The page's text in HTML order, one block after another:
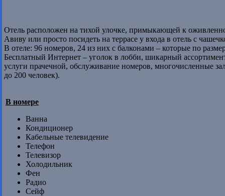
Отель расположен на тихой улочке, примыкающей к
Авиву или просто посидеть на террасе у входа в отель с
В отеле: 96 номеров, 24 из них с балконами – которые по
Бесплатный Интернет – уголок в лобби, шикарный
услуги прачечной, обслуживание номеров, многочисленные
до 200 человек).
В номере
Ванна
Кондиционер
Кабельные телевидение
Телефон
Телевизор
Холодильник
Фен
Радио
Сейф